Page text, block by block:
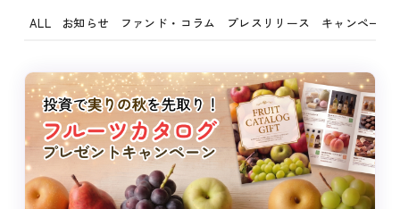
ALL お知らせ ファンド・コラム プレスリリース キャンペーン